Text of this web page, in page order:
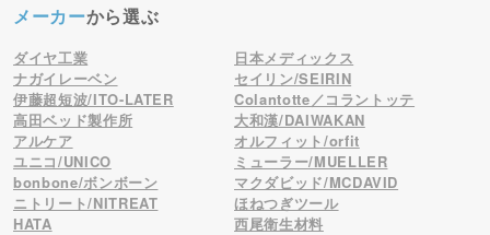
メーカーから選ぶ
ダイヤ工業
日本メディックス
ナガイレーベン
セイリン/SEIRIN
伊藤超短波/ITO-LATER
Colantotte／コラントッテ
高田ベッド製作所
大和漢/DAIWAKAN
アルケア
オルフィット/orfit
ユニコ/UNICO
ミューラー/MUELLER
bonbone/ボンボーン
マクダビッド/MCDAVID
ニトリート/NITREAT
ほねつぎツール
HATA
西尾衛生材料